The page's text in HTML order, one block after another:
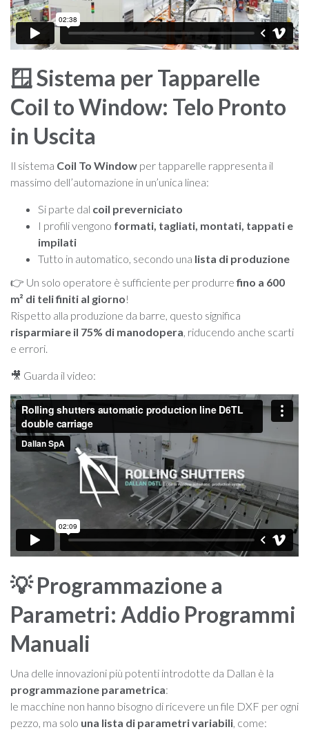
🪟 Sistema per Tapparelle
Coil to Window: Telo Pronto
in Uscita
Il sistema Coil To Window per tapparelle rappresenta il
massimo dell’automazione in un’unica linea:
Si parte dal coil preverniciato
I profili vengono formati, tagliati, montati, tappati e
impilati
Tutto in automatico, secondo una lista di produzione
👉 Un solo operatore è sufficiente per produrrefino a 600
m² di teli finiti al giorno!
Rispetto alla produzione da barre, questo significa
risparmiare il 75% di manodopera, riducendo anche scarti
e errori.
🎥 Guarda il video:
💡 Programmazione a
Parametri: Addio Programmi
Manuali
Una delle innovazioni più potenti introdotte da Dallan è la
programmazione parametrica:
le macchine non hanno bisogno di ricevere un file DXF per ogni
pezzo, ma solo una lista di parametri variabili , come: